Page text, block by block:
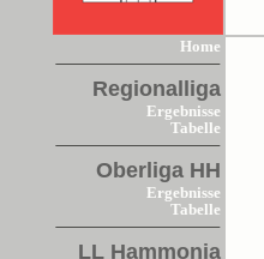
Home
Regionalliga
Ergebnisse
Tabelle
Oberliga HH
Ergebnisse
Tabelle
LL Hammonia